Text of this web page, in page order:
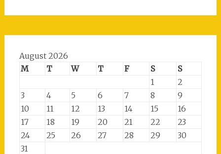
August 2026
M
T W T F S
S
1
2
3
4 5 6 7 8
9
10
11 12 13 14 15
16
17
18 19 20 21 22
23
24
25 26 27 28 29
30
31